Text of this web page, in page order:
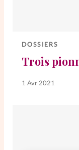
DOSSIERS
Trois
1 Avr 2021